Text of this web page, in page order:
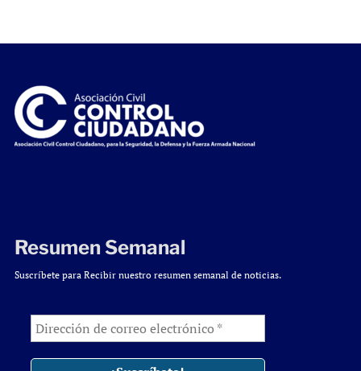
Resumen Semanal
Suscríbete para Recibir nuestro resumen semanal de noticias.